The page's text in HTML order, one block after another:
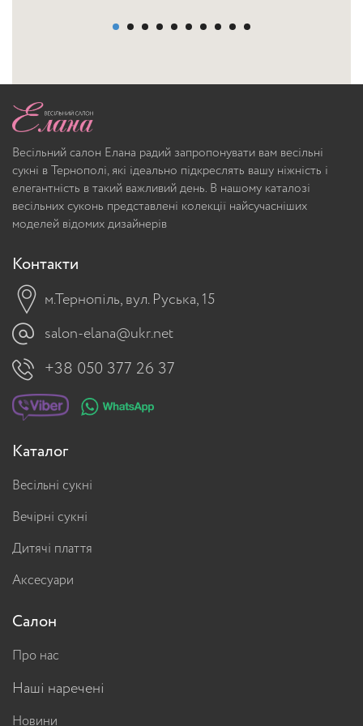
Весільний салон Елана радий запропонувати вам весільні
сукні в Тернополі, які ідеально підкреслять вашу ніжність і
елегантність в такий важливий день. В нашому каталозі
весільних суконь представлені колекції найсучасніших
моделей відомих дизайнерів
Контакти
м.Тернопіль, вул. Руська, 15
salon-elana@ukr.net
+38 050 377 26 37
Каталог
Весільні сукні
Вечірні сукні
Дитячі плаття
Аксесуари
Салон
Про нас
Наші наречені
Новини